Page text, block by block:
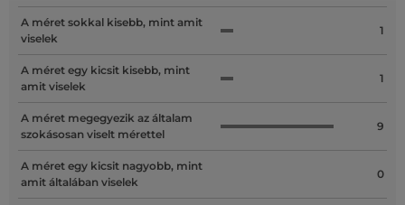
A méret sokkal kisebb, mint amit
viselek
1
A méret egy kicsit kisebb, mint
amit viselek
1
A méret megegyezik az általam
szokásosan viselt mérettel
9
A méret egy kicsit nagyobb, mint
amit általában viselek
0